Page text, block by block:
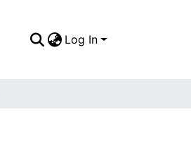
Log In